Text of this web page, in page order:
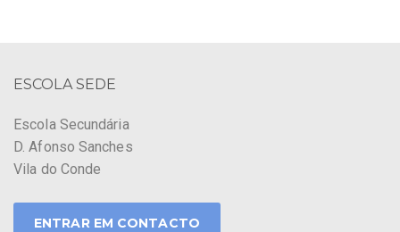
ESCOLA SEDE
Escola Secundária
D. Afonso Sanches
Vila do Conde
ENTRAR EM CONTACTO